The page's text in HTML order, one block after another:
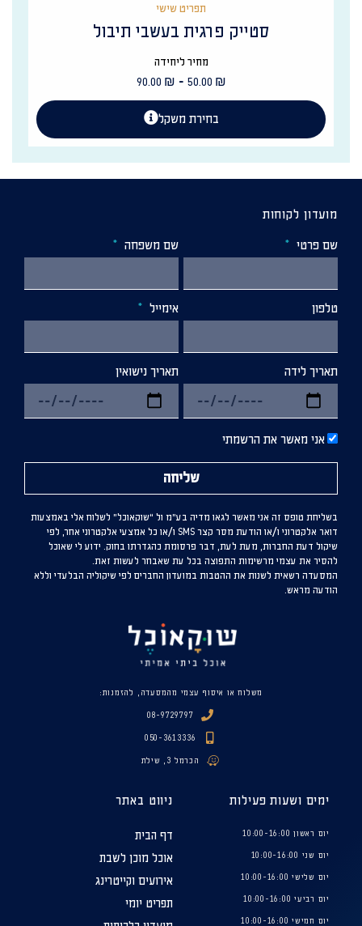
תפריט שישי
סטייק פרגית בעשבי תיבול
מחיר ליחידה
50.00 ₪
-
90.00 ₪
בחירת משקל
משלוח או איסוף עצמי מהמסעדה, להזמנות:
08-9729797
050-3613336
הכרמל 3, שילת
ימים ושעות פעילות
יום ראשון 10:00-16:00
יום שני 10:00-16:00
יום שלישי 10:00-16:00
יום רביעי 10:00-16:00
יום חמישי 10:00-16:00
ניווט באתר
דף הבית
אוכל מוכן לשבת
אירועים וקייטרינג
תפריט יומי
מועדון לקוחות
שם פרטי
שם משפחה
טלפון אימייל
תאריך לידה תאריך נישואין
אני מאשר את הרשמתי
שליחה
בשליחת טופס זה אני מאשר לגאו מדיה בע”מ ול “שוקאוכל” לשלוח אלי באמצעות
דואר אלקטרוני ו/או הודעת מסר קצר SMS ו/או כל אמצעי אלקטרוני אחר, לפי
שיקול דעת החברות, מעת לעת, דבר פרסומת כהגדרתו בחוק. ידוע לי שאוכל
להסיר את עצמי מרשימות התפוצה בכל עת שאבחר לעשות זאת.
המסעדה רשאית לשנות את ההטבות במועדון החברים לפי שיקוליה הבלעדי וללא
הודעה מראש.